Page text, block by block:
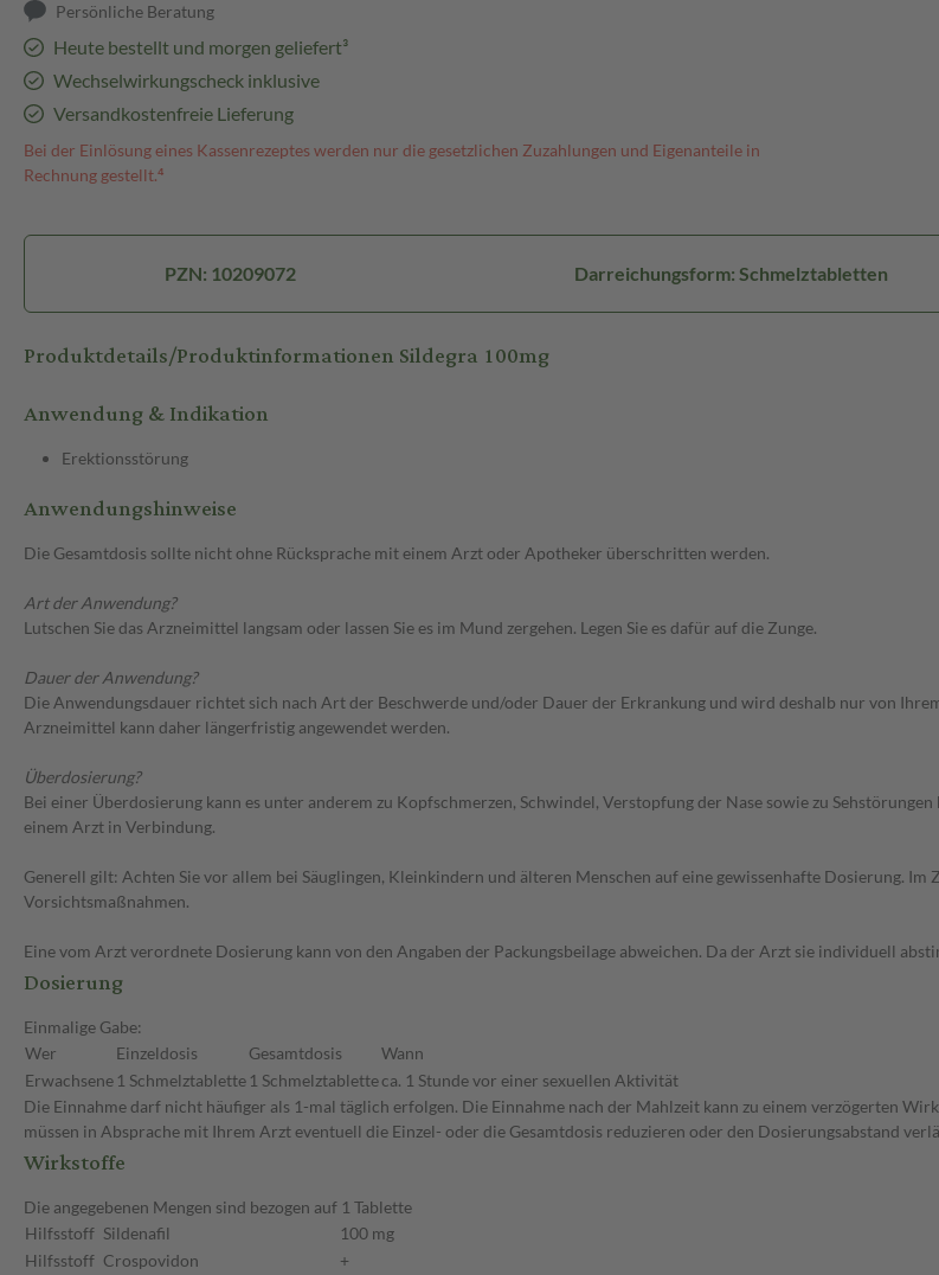
Persönliche Beratung
Heute bestellt und morgen geliefert³
Wechselwirkungscheck inklusive
Versandkostenfreie Lieferung
Bei der Einlösung eines Kassenrezeptes werden nur die gesetzlichen Zuzahlungen und Eigenanteile in
Rechnung gestellt.⁴
PZN: 10209072 Darreichungsform: Schmelztabletten
Produktdetails/Produktinformationen Sildegra 100mg
Anwendung & Indikation
Erektionsstörung
Anwendungshinweise
Die Gesamtdosis sollte nicht ohne Rücksprache mit einem Arzt oder Apotheker überschritten werden.
Art der Anwendung?
Lutschen Sie das Arzneimittel langsam oder lassen Sie es im Mund zergehen. Legen Sie es dafür auf die Zunge.
Dauer der Anwendung?
Die Anwendungsdauer richtet sich nach Art der Beschwerde und/oder Dauer der Erkrankung und wird deshalb nur von
Arzneimittel kann daher längerfristig angewendet werden.
Überdosierung?
Bei einer Überdosierung kann es unter anderem zu Kopfschmerzen, Schwindel, Verstopfung der Nase sowie zu
einem Arzt in Verbindung.
Generell gilt: Achten Sie vor allem bei Säuglingen, Kleinkindern und älteren Menschen auf eine gewissenhafte Dosierung.
Vorsichtsmaßnahmen.
Eine vom Arzt verordnete Dosierung kann von den Angaben der Packungsbeilage abweichen. Da der Arzt sie individuell
Dosierung
Einmalige Gabe:
Wer
Einzeldosis Gesamtdosis
Wann
Erwachsene 1 Schmelztablette 1 Schmelztabletteca. 1 Stunde vor einer sexuellen Aktivität
Die Einnahme darf nicht häufiger als 1-mal täglich erfolgen. Die Einnahme nach der Mahlzeit kann zu einem verzögerten
müssen in Absprache mit Ihrem Arzt eventuell die Einzel- oder die Gesamtdosis reduzieren oder den Dosierungsabstand
Wirkstoffe
Die angegebenen Mengen sind bezogen auf 1 Tablette
Hilfsstoff Sildenafil
100 mg
Hilfsstoff Crospovidon
+